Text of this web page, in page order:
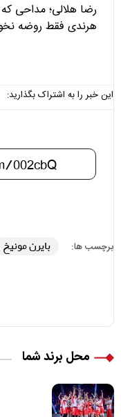
رضا هلالی؛ مداحی
هرندی فقط روضه
این خبر را به اشتراک بگذارید:
برچسب ها: بایرن مونیخ
محل برند شما